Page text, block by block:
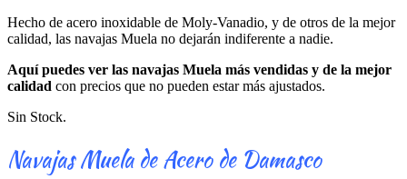
Hecho de acero inoxidable de Moly-Vanadio, y de otros de la mejor
calidad, las navajas Muela no dejarán indiferente a nadie.
Aquí puedes ver las navajas Muela más vendidas y de la mejor
calidad con precios que no pueden estar más ajustados.
Sin Stock.
Navajas Muela de Acero de Damasco